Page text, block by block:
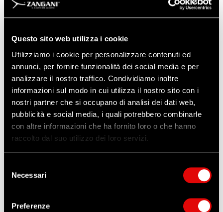
Questo sito web utilizza i cookie
Utilizziamo i cookie per personalizzare contenuti ed
annunci, per fornire funzionalità dei social media e per
analizzare il nostro traffico. Condividiamo inoltre
informazioni sul modo in cui utilizza il nostro sito con i
nostri partner che si occupano di analisi dei dati web,
pubblicità e social media, i quali potrebbero combinarle
con altre informazioni che ha fornito loro o che hanno
raccolto dal suo utilizzo dei loro servizi.
delNecessari
Preferenze
Nessuna descrizione disponibile
Scarica la Scheda Tecnica
ORDINA QUESTO ARTICOLO